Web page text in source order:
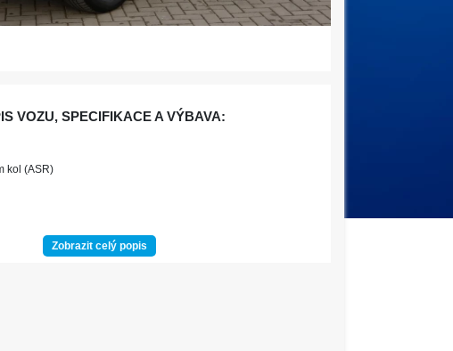
VOZU, SPECIFIKACE A VÝBAVA:
kol (ASR)
Zobrazit celý popis